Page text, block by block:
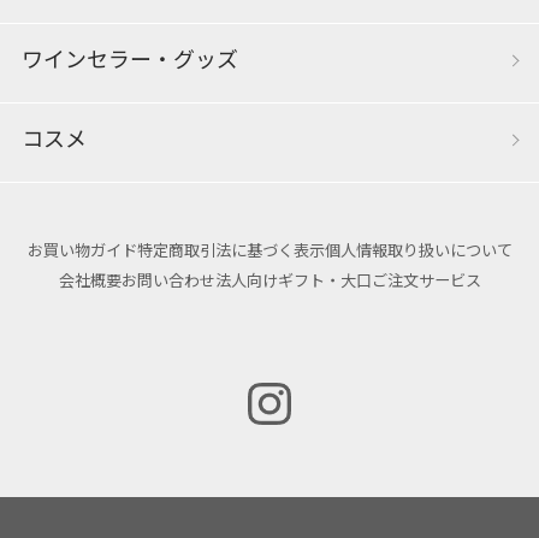
ワインセラー・グッズ
コスメ
お買い物ガイド特定商取引法に基づく表示個人情報取り扱いについて
会社概要お問い合わせ法人向けギフト・大口ご注文サービス